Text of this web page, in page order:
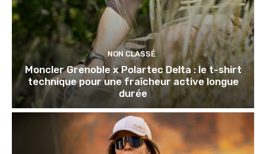
NON CLASSÉ
Moncler Grenoble x Polartec Delta : le t-shirt
technique pour une fraîcheur active longue
durée